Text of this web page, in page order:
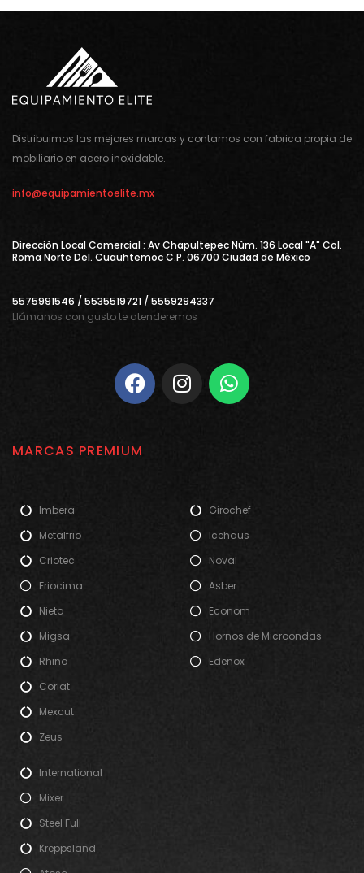
Distribuimos las mejores marcas y contamos con fabrica propia de
mobiliario en acero inoxidable.
info@equipamientoelite.mx
Direcciòn Local Comercial : Av Chapultepec Nùm. 136 Local "A" Col.
Roma Norte Del. Cuauhtemoc C.P. 06700 Ciudad de Mèxico
5575991546 / 5535519721 / 5559294337
Llámanos con gusto te atenderemos
MARCAS PREMIUM
Imbera
Metalfrio
Criotec
Friocima
Nieto
Migsa
Rhino
Coriat
Mexcut
Zeus
Girochef
Icehaus
Noval
Asber
Econom
Hornos de Microondas
Edenox
International
Mixer
Steel Full
Kreppsland